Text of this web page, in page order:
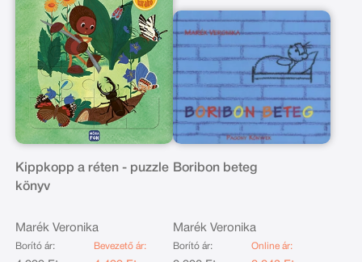
Kippkopp a réten - puzzle
könyv
Marék Veronika
Borító ár: Bevezető ár:
Boribon beteg
Marék Veronika
Borító ár: Online ár: